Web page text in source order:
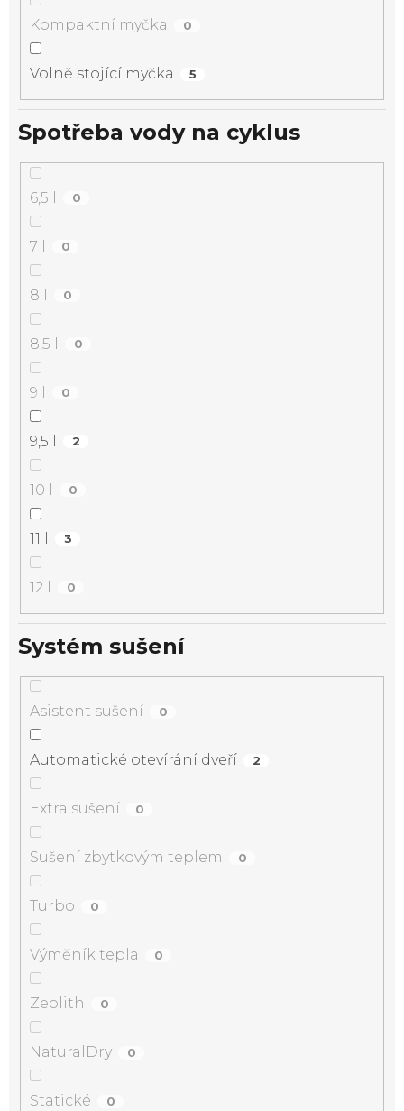
Kompaktní myčka 0
Volně stojící myčka 5
Spotřeba vody na cyklus
6,5 l 0
7 l 0
8 l 0
8,5 l 0
9 l 0
9,5 l 2
10 l 0
11 l 3
12 l 0
Systém sušení
Asistent sušení 0
Automatické otevírání dveří 2
Extra sušení 0
Sušení zbytkovým teplem 0
Turbo 0
Výměník tepla 0
Zeolith 0
NaturalDry 0
Statické 0